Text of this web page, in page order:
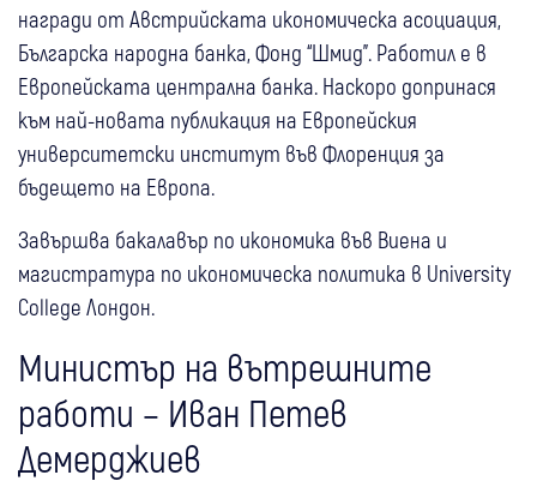
награди от Австрийската икономическа асоциация,
Българска народна банка, Фонд “Шмид”. Работил е в
Европейската централна банка. Наскоро допринася
към най-новата публикация на Европейския
университетски институт във Флоренция за
бъдещето на Европа.
Завършва бакалавър по икономика във Виена и
магистратура по икономическа политика в University
College Лондон.
Министър на вътрешните
работи – Иван Петев
Демерджиев